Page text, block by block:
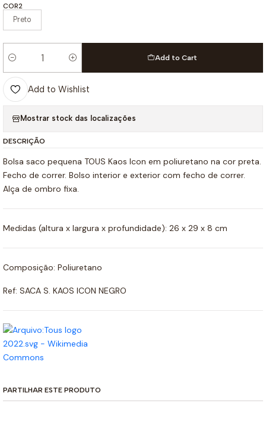
COR2
Preto
Quantity
Add to Cart
Add to Wishlist
Mostrar stock das localizações
DESCRIÇÃO
Bolsa saco pequena TOUS Kaos Icon em poliuretano na cor preta.
Fecho de correr. Bolso interior e exterior com fecho de correr.
Alça de ombro fixa.
Medidas (altura x largura x profundidade): 26 x 29 x 8 cm
Composição: Poliuretano
Ref: SACA S. KAOS ICON NEGRO
PARTILHAR ESTE PRODUTO